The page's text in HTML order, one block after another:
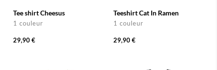
Tee shirt Cheesus
1 couleur
29,90 €
Teeshirt Cat In Ramen
1 couleur
29,90 €